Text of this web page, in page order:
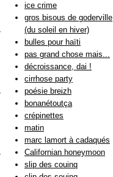
ice crime
gros bisous de goderville
(du soleil en hiver)
bulles pour haïti
pas grand chose mais...
décroissance, dai !
cirrhose party
poésie breizh
bonanétoutça
crépinettes
matin
marc lamort à cadaqués
Californian honeymoon
slip des couinq